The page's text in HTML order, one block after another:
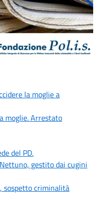
la moglie a
moglie. Arrestato
del PD.
gestito dai cugini
sospetto criminalità